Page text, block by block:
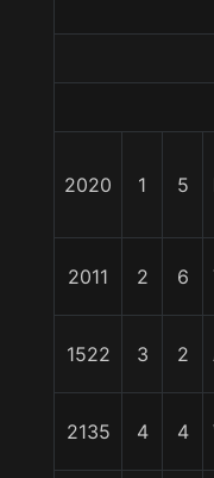
2020 1 5
2011 2 6
1522 3 2
2135 4 4